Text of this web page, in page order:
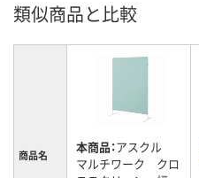
類似商品と比較
商品名 本商品：アスクル
マルチワーク クロ